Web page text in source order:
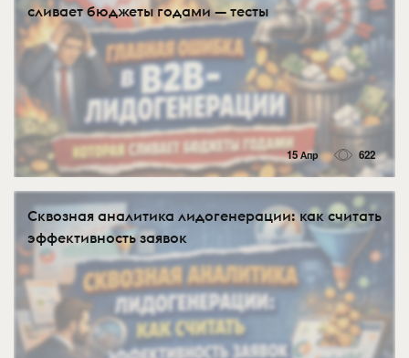
сливает бюджеты годами — тесты
15 Апр 622
Сквозная аналитика лидогенерации: как считать
эффективность заявок